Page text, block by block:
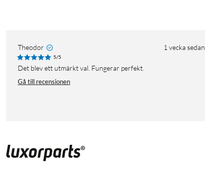
Theodor 1 vecka sedan
5/5
Det blev ett utmärkt val. Fungerar perfekt.
Gå till recensionen